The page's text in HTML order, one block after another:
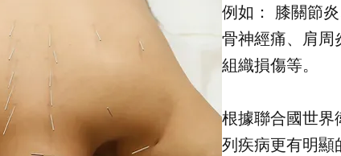
例如： 膝關節
骨神經痛、肩周
組織損傷等。
根據聯合國世界
列疾病更有明顯